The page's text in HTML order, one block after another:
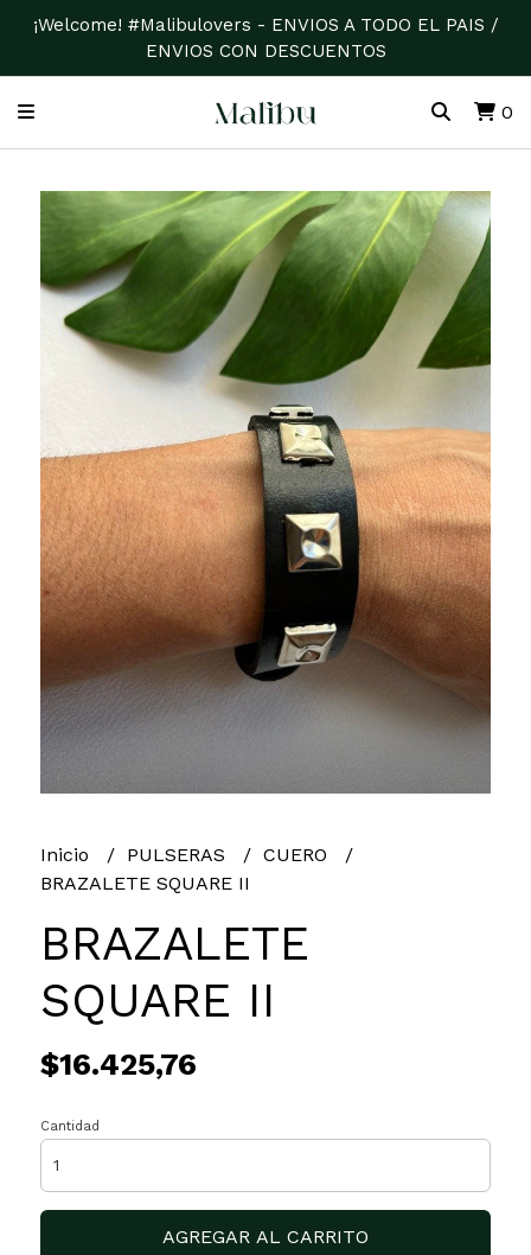
¡Welcome! #Malibulovers - ENVIOS A TODO EL PAIS /
ENVIOS CON DESCUENTOS
0
Inicio PULSERAS
CUERO
BRAZALETE SQUARE II
BRAZALETE
SQUARE II
$16.425,76
Cantidad
AGREGAR AL CARRITO